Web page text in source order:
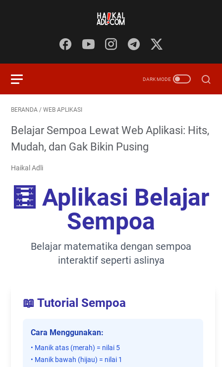
BERANDA / WEB APLIKASI
Belajar Sempoa Lewat Web Aplikasi: Hits,
Mudah, dan Gak Bikin Pusing
Haikal Adli
🧮 Aplikasi Belajar
Sempoa
Belajar matematika dengan sempoa
interaktif seperti aslinya
📖 Tutorial Sempoa
Cara Menggunakan:
• Manik atas (merah) = nilai 5
• Manik bawah (hijau) = nilai 1